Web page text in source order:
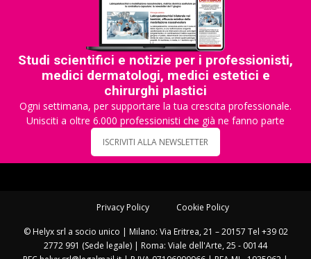
Studi scientifici e notizie per i professionisti,
medici dermatologi, medici estetici e
chirurghi plastici
Ogni settimana, per supportare la tua crescita professionale.
Unisciti a oltre 6.000 professionisti che già ne fanno parte
ISCRIVITI ALLA NEWSLETTER
Privacy Policy Cookie Policy
© Helyx srl a socio unico | Milano: Via Eritrea, 21 – 20157 Tel +39 02
2772 991 (Sede legale) | Roma: Viale dell'Arte, 25 - 00144